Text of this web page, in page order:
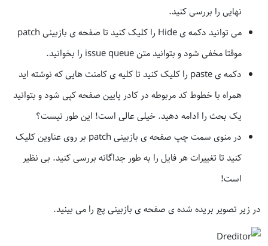
نهایی را بررسی کنید.
می توانید دکمه ی Hide را کلیک کنید تا صفحه ی بازبینی patch
موقتا مخفی شود و بتوانید متن issue queue را بخوانید.
دکمه ی paste را کلیک کنید تا کلیه ی کامنت هایی که نوشته اید
همراه با خطوط کد مربوطه در کادر پایین صفحه کپی شود و بتوانید
یک بحث را ادامه دهید. خیلی عالی است! این طور نیست؟
در منوی سمت چپ صفحه ی بازبینی patch بر روی عناوین کلیک
کنید تا تغییرات هر فایل را به طور جداگانه بررسی کنید. بی نظیر
است!
در زیر تصویر بریده شده ی صفحه ی بازبینی پچ را می بینید.